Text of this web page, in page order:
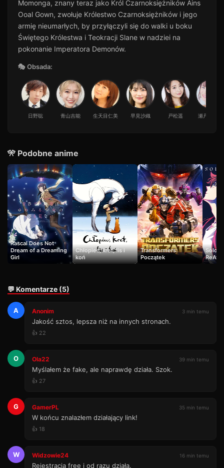
Momonga, znany teraz jako Król Czarnoksiężników Ains
Ooal Gown, zwołuje Królestwo Czarnoksiężników i jego
armię nieumarłych, by przyłączyli się do walki u boku
Świętego Królestwa i Teokracji Slane w nadziei na
pokonanie Imperatora Demonów.
🎭 Obsada:
日野聡 青山吉能 生天目仁美 早見沙織 戸松遥 瀬戸麻沙美
🎌 Podobne anime
Rascal Does Not
Dream of a Dreaming
Girl
Chłopiec, kret, lis i
koń
Transformers:
Początek
Solo
💬 Komentarze (5)
A Anonim 3 min temu
Jakość sztos, lepsza niż na innych stronach.
👍 22
O Ola22 39 min temu
Myślałem że fake, ale naprawdę działa. Szok.
👍 27
G GamerPL 35 min temu
W końcu znalazłem działający link!
👍 18
W Widzowie24 16 min temu
Rejestracja free i od razu działa.